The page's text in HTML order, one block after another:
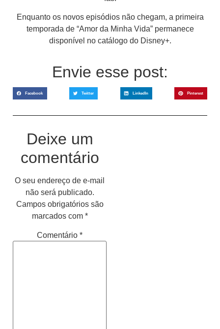
Enquanto os novos episódios não chegam, a primeira
temporada de “Amor da Minha Vida” permanece
disponível no catálogo do Disney+.
Envie esse post:
Facebook Twitter LinkedIn Pinterest
Deixe um
comentário
O seu endereço de e-mail
não será publicado.
Campos obrigatórios são
marcados com *
Comentário *